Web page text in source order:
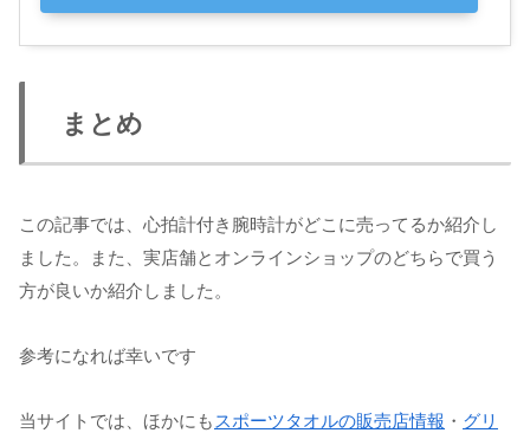
まとめ
この記事では、心拍計付き腕時計がどこに売ってるか紹介し
ました。また、実店舗とオンラインショップのどちらで買う
方が良いか紹介しました。
参考になれば幸いです
当サイトでは、ほかにも スポーツタオルの販売店情報 ・ グリ